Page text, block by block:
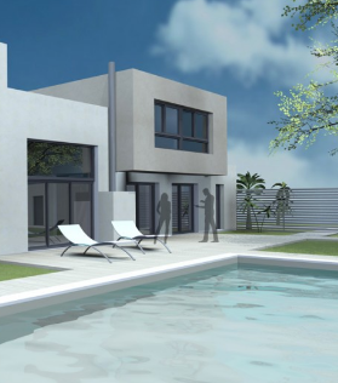
RÉNOVATION IMMOBILIÈRE
BISCARROSSE